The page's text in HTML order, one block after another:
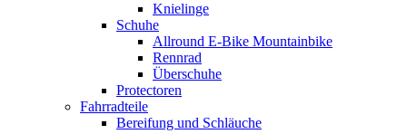
Knielinge
Schuhe
Allround E-Bike Mountainbike
Rennrad
Überschuhe
Protectoren
Fahrradteile
Bereifung und Schläuche